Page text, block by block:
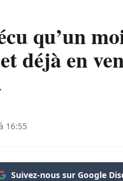
qu’un
déjà en
16:55
Suivez-nous sur Google